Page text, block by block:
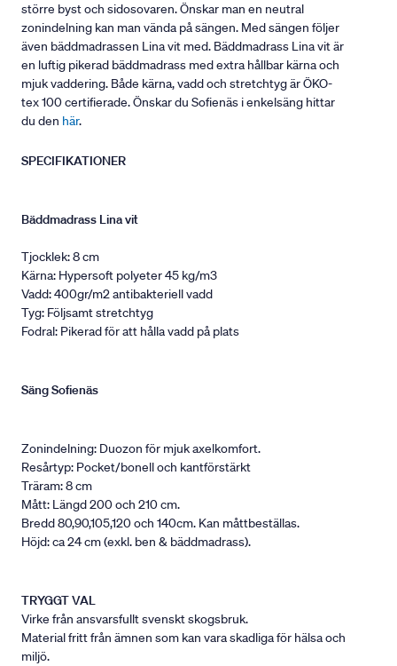
större byst och sidosovaren. Önskar man en neutral
zonindelning kan man vända på sängen. Med sängen följer
även bäddmadrassen Lina vit med. Bäddmadrass Lina vit är
en luftig pikerad bäddmadrass med extra hållbar kärna och
mjuk vaddering. Både kärna, vadd och stretchtyg är ÖKO-
tex 100 certifierade. Önskar du Sofienäs i enkelsäng hittar
du den här.
SPECIFIKATIONER
Bäddmadrass Lina vit
Tjocklek: 8 cm
Kärna: Hypersoft polyeter 45 kg/m3
Vadd: 400gr/m2 antibakteriell vadd
Tyg: Följsamt stretchtyg
Fodral: Pikerad för att hålla vadd på plats
Säng Sofienäs
Zonindelning: Duozon för mjuk axelkomfort.
Resårtyp: Pocket/bonell och kantförstärkt
Träram: 8 cm
Mått: Längd 200 och 210 cm.
Bredd 80,90,105,120 och 140cm. Kan måttbeställas.
Höjd: ca 24 cm (exkl. ben & bäddmadrass).
TRYGGT VAL
Virke från ansvarsfullt svenskt skogsbruk.
Material fritt från ämnen som kan vara skadliga för hälsa och
miljö.